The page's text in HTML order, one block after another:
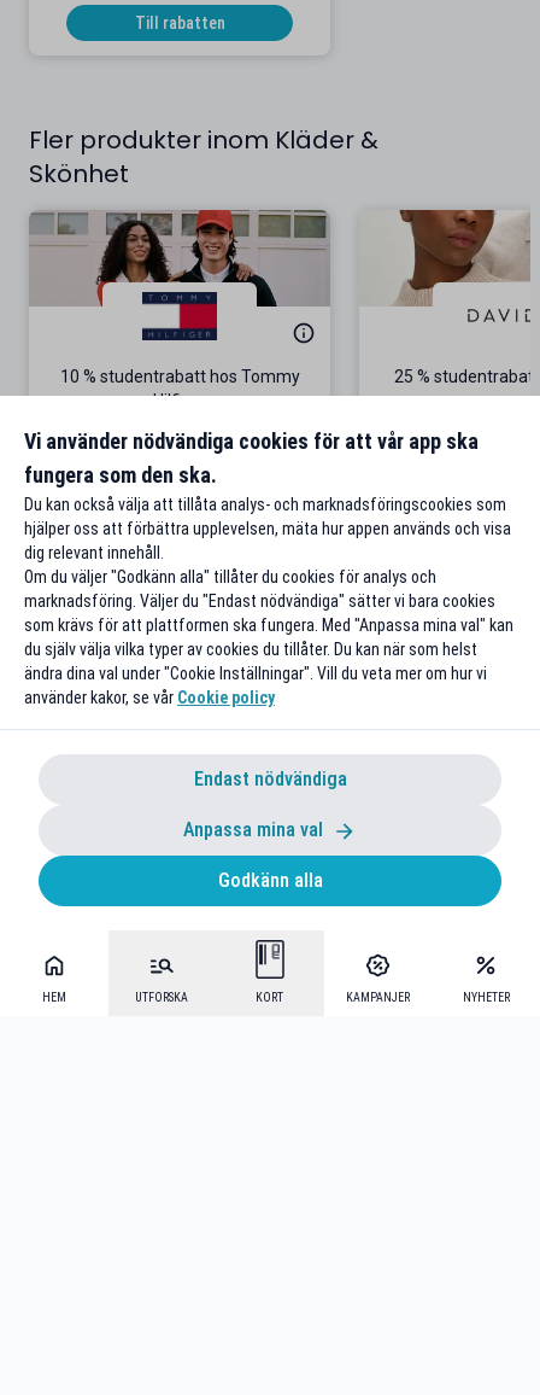
HEM UTFORSKA KORT KAMPANJER NYHETER
Till rabatten
Fler produkter inom Kläder &
Skönhet
10 % studentrabatt hos Tommy
Hilfiger
Gäller på ordinarie pris
Till rabatten
25 %
Vi använder nödvändiga cookies för att vår app ska
fungera som den ska.
Du kan också välja att tillåta analys- och marknadsföringscookies som
hjälper oss att förbättra upplevelsen, mäta hur appen används och visa
dig relevant innehåll.
Om du väljer "Godkänn alla" tillåter du cookies för analys och
marknadsföring. Väljer du "Endast nödvändiga" sätter vi bara cookies
som krävs för att plattformen ska fungera. Med "Anpassa mina val" kan
du själv välja vilka typer av cookies du tillåter. Du kan när som helst
ändra dina val under "Cookie Inställningar". Vill du veta mer om hur vi
använder kakor, se vår Cookie policy
Endast nödvändiga
Anpassa mina val
Godkänn alla